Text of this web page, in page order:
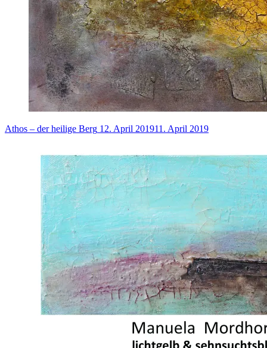
Athos – der heilige Berg 12. April 201911. April 2019